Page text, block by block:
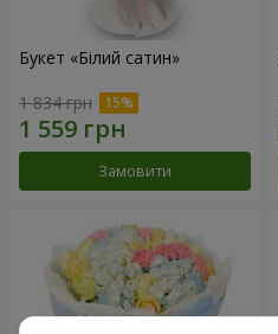
Букет «Білий сатин»
1 834 грн
Замовити